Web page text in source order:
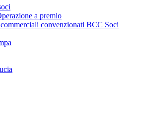
a premio
convenzionati BCC Soci